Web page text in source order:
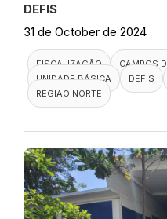
DEFIS
31 de October de 2024
FISCALIZAÇÃO
CAMPOS
UNIDADE BÁSICA
DEFIS
REGIÃO NORTE